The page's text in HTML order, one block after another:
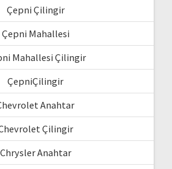
Çepni Çilingir
Çepni Mahallesi
Mahallesi Çilingir
ÇepniÇilingir
Anahtar
Çilingir
Chrysler Anahtar